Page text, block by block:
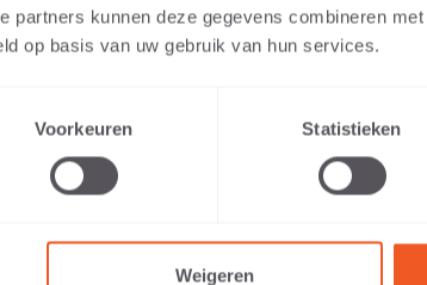
partners kunnen deze gegevens combineren
op basis van uw gebruik van hun services.
Voorkeuren Statistieken
Weigeren